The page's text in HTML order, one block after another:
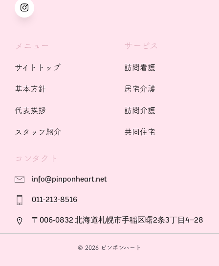
メニュー
サイトトップ
基本方針
代表挨拶
スタッフ紹介
サービス
訪問看護
居宅介護
訪問介護
共同住宅
コンタクト
info@pinponheart.net
011-213-8516
〒006-0832 北海道札幌市手稲区曙2条3丁目4−28
© 2026 ピンポンハート